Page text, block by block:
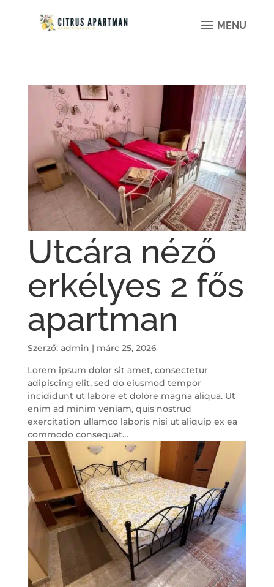
Utcára néző
erkélyes 2 fős
apartman
Szerző: admin | márc 25, 2026
Lorem ipsum dolor sit amet, consectetur
adipiscing elit, sed do eiusmod tempor
incididunt ut labore et dolore magna aliqua. Ut
enim ad minim veniam, quis nostrud
exercitation ullamco laboris nisi ut aliquip ex ea
commodo consequat…